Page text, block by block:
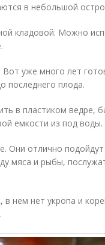
в небольшой
кладовой. Можно
уже много лет
последнего плода.
в пластиком ведре,
емкости из под воды.
Они отлично
мяса и рыбы,
нем нет укропа и